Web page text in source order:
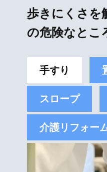
歩きにくさを
の危険なとこ
手すり
スロープ
介護リフォー